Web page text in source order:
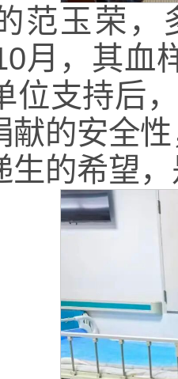
范玉荣，
月，其血
位支持后
献的安全
生的希望